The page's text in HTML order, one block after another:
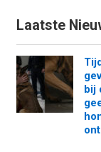
Laatste
bij